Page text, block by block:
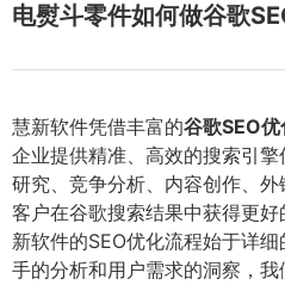
电熨斗零件如何做谷歌
慧新软件凭借丰富的谷歌SEO优
企业提供精准、高效的搜索引
研究、竞争分析、内容创作、
客户在谷歌搜索结果中获得更
新软件的SEO优化流程始于详
手的分析和用户需求的洞察，